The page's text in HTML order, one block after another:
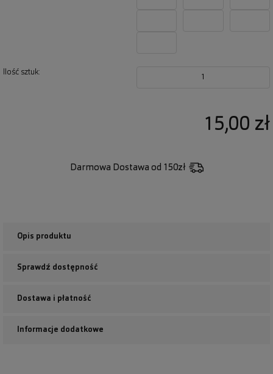
Ilość sztuk:
1
15,00 zł
Darmowa Dostawa od 150zł
Opis produktu
Sprawdź dostępność
Dostawa i płatność
Informacje dodatkowe